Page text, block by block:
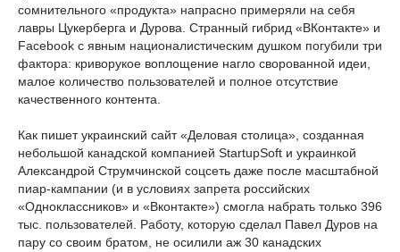
сомнительного «продукта» напрасно примеряли на себя
лавры Цукерберга и Дурова. Странный гибрид «ВКонтакте» и
Facebook с явным националистическим душком погубили три
фактора: криворукое воплощение нагло сворованной идеи,
малое количество пользователей и полное отсутствие
качественного контента.
Как пишет украинский сайт «Деловая столица», созданная
небольшой канадской компанией StartupSoft и украинкой
Александрой Струмчинской соцсеть даже после масштабной
пиар-кампании (и в условиях запрета российских
«Одноклассников» и «Вконтакте») смогла набрать только 396
тыс. пользователей. Работу, которую сделал Павел Дуров на
пару со своим братом, не осилили аж 30 канадских